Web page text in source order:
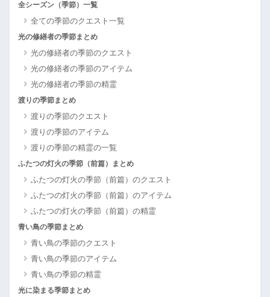
全シーズン（季節）一覧
全ての季節のクエスト一覧
光の修繕者の季節まとめ
光の修繕者の季節のクエスト
光の修繕者の季節のアイテム
光の修繕者の季節の精霊
渡りの季節まとめ
渡りの季節のクエスト
渡りの季節のアイテム
渡りの季節の精霊の一覧
ふたつの灯火の季節（前篇）まとめ
ふたつの灯火の季節（前篇）のクエスト
ふたつの灯火の季節（前篇）のアイテム
ふたつの灯火の季節（前篇）の精霊
青い鳥の季節まとめ
青い鳥の季節のクエスト
青い鳥の季節のアイテム
青い鳥の季節の精霊
光に染まる季節まとめ